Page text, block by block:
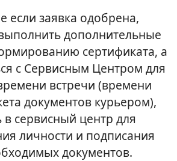
если заявка одобрена,
дополнительные
сертификата, а
с Сервисным Центром для
встречи (времени
документов курьером),
в сервисный центр для
личности и подписания
документов.